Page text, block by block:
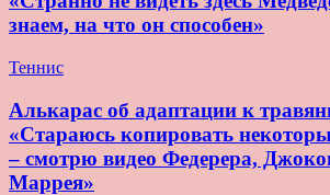
знаем, на что он способен»
Теннис
Алькарас об адаптации к
«Стараюсь копировать
– смотрю видео Федерера,
Маррея»